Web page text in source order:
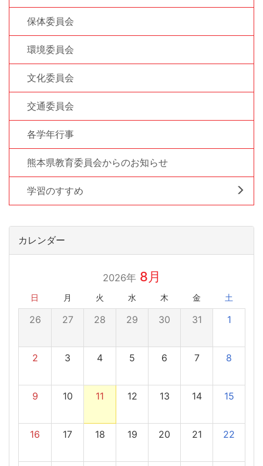
保体委員会
環境委員会
文化委員会
交通委員会
各学年行事
熊本県教育委員会からのお知らせ
学習のすすめ
カレンダー
2026年8月
日 月 火 水 木 金 土
26 27 28 29 30 31 1
2 3 4 5 6 7 8
9 10 11 12 13 14 15
16 17 18 19 20 21 22